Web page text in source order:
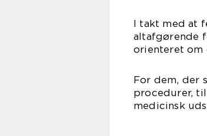
I takt med at
altafgørende
orienteret om
For dem, der
procedurer,
medicinsk